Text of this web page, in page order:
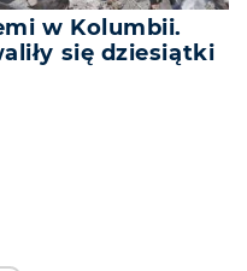
w Kolumbii.
się dziesiątki